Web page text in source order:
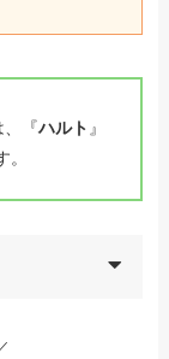
、『ハルト 』
。